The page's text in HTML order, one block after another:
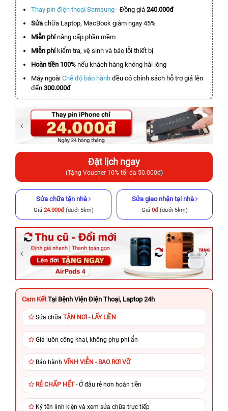
Thay pin điện thoại Samsung - Đồng giá 240.000đ
Sửa chữa Laptop, MacBook giảm ngay 45%
Miễn phínâng cấp phần mềm
Miễn phíkiểm tra, vệ sinh và báo lỗi thiết bị
Hoàn tiền 100% nếu khách hàng không hài lòng
Máy ngoài Chế độ bảo hành đều có chính sách hỗ trợ giá lên
đến 300.000đ
Đặt lịch ngay
(Tặng Voucher 10% tối đa 50.000đ)
Sửa chữa tận nhà
Giá 24.000đ(dưới 5km)
Sửa giao nhận tại nhà
Giá 0đ (dưới 5km)
Cam Kết Tại Bệnh Viện Điện Thoại, Laptop 24h
Sửa chữa TẬN NƠI - LẤY LIỀN
Giá luôn công khai, không phụ phí ẩn
Bảo hành VĨNH VIỄN - BAO RƠI VỠ
RẺ CHẤP HẾT- Ở đâu rẻ hơn hoàn tiền
Ký tên linh kiện và xem sửa chữa trực tiếp